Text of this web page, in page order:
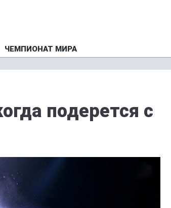
ЧЕМПИОНАТ МИРА
подерется с